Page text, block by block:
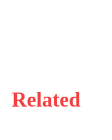
Related